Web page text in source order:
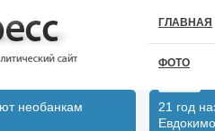
ГЛАВНАЯ
ФОТО
необанкам
21 год